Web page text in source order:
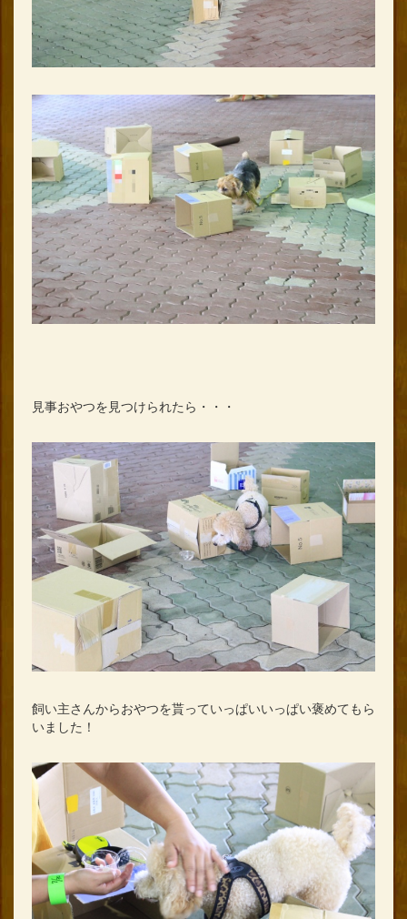
見事おやつを見つけられたら・・・
飼い主さんからおやつを貰っていっぱいいっぱい褒めてもら
いました！